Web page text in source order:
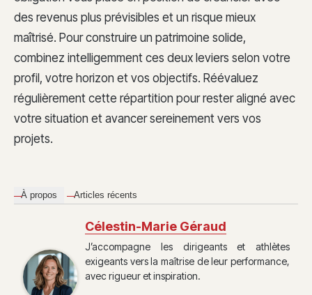
des revenus plus prévisibles et un risque mieux
maîtrisé. Pour construire un patrimoine solide,
combinez intelligemment ces deux leviers selon votre
profil, votre horizon et vos objectifs. Réévaluez
régulièrement cette répartition pour rester aligné avec
votre situation et avancer sereinement vers vos
projets.
À propos Articles récents
Célestin-Marie Géraud
J’accompagne les dirigeants et athlètes
exigeants vers la maîtrise de leur performance,
avec rigueur et inspiration.